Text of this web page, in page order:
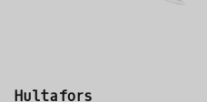
Hultafors